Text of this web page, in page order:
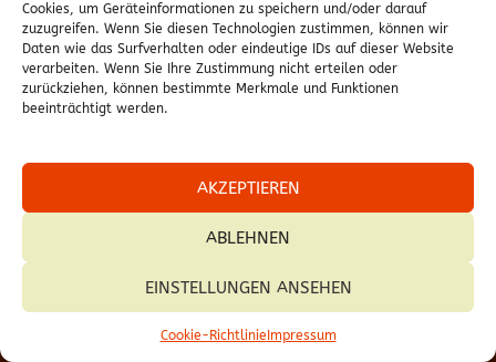
Cookies, um Geräteinformationen zu speichern und/oder darauf
zuzugreifen. Wenn Sie diesen Technologien zustimmen, können wir
Daten wie das Surfverhalten oder eindeutige IDs auf dieser Website
verarbeiten. Wenn Sie Ihre Zustimmung nicht erteilen oder
zurückziehen, können bestimmte Merkmale und Funktionen
beeinträchtigt werden.
AKZEPTIEREN
ABLEHNEN
EINSTELLUNGEN ANSEHEN
Cookie-Richtlinie Impressum
© 2026 Pfarre Deutschkreutz.